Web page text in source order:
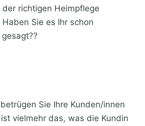
der richtigen Heimpflege
Sie es Ihr schon
Sie Ihre Kunden/innen
vielmehr das, was die Kundin